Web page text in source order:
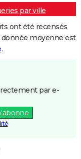
par ville
ont été recensés
donnée moyenne est
.
par e-